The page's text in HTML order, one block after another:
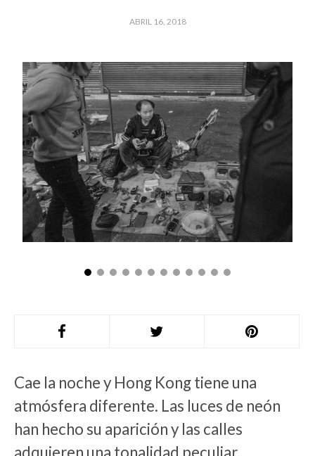
ABRIL 16, 2018
Cae la noche y Hong Kong tiene una
atmósfera diferente. Las luces de neón
han hecho su aparición y las calles
adquieren una tonalidad peculiar.